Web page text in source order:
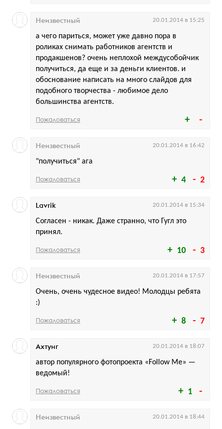
а чего париться, может уже давно пора в
роликах снимать работников агентств и
продакшенов? очень неплохой междусобойчик
получиться, да еще и за деньги клиентов. и
обоснование написать на много слайдов для
подобного творчества - любимое дело
большинства агентств.
Неизвестный 20.01.2014 в 15:25
Пожаловаться
4 2
"получиться" ага
Неизвестный 20.01.2014 в 16:42
Пожаловаться
10 3
Согласен - никак. Даже странно, что Гугл это
принял.
Lavrik 20.01.2014 в 15:34
Пожаловаться
8 7
Очень, очень чудесное видео! Молодцы ребята
:)
Неизвестный 20.01.2014 в 17:57
Пожаловаться
1
автор популярного фотопроекта «Follow Me» —
ведомый!
Ахтунг 20.01.2014 в 18:07
Пожаловаться
Неизвестный 20.01.2014 в 18:44